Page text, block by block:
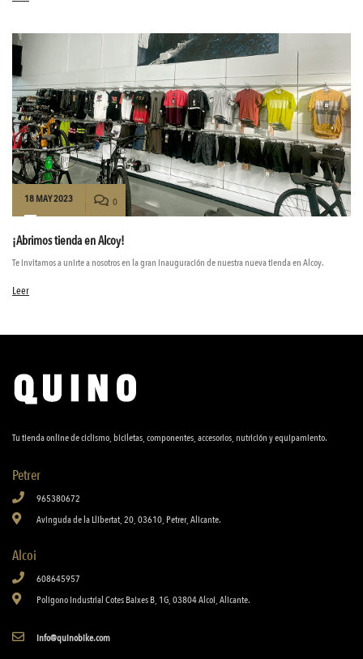
18 MAY 2023 0
¡Abrimos tienda en Alcoy!
Te invitamos a unirte a nosotros en la gran inauguración de nuestra nueva tienda en Alcoy.
Leer
Tu tienda online de ciclismo, biciletas, componentes, accesorios, nutrición y equipamiento.
Petrer
965380672
Avinguda de la Llibertat, 20, 03610, Petrer, Alicante.
Alcoi
608645957
Poligono Industrial Cotes Baixes B, 1G, 03804 Alcoi, Alicante.
info@quinobike.com